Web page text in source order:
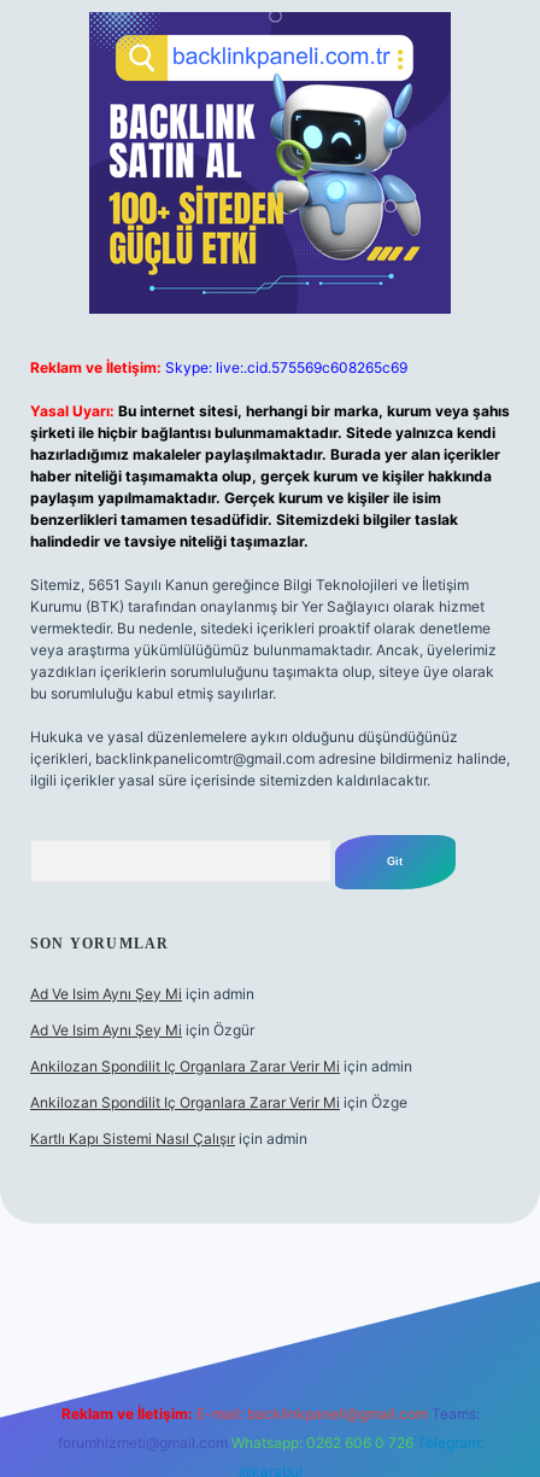
Reklam ve İletişim: Skype: live:.cid.575569c608265c69
Yasal Uyarı: Bu internet sitesi, herhangi bir marka, kurum veya şahıs
şirketi ile hiçbir bağlantısı bulunmamaktadır. Sitede yalnızca kendi
hazırladığımız makaleler paylaşılmaktadır. Burada yer alan içerikler
haber niteliği taşımamakta olup, gerçek kurum ve kişiler hakkında
paylaşım yapılmamaktadır. Gerçek kurum ve kişiler ile isim
benzerlikleri tamamen tesadüfidir. Sitemizdeki bilgiler taslak
halindedir ve tavsiye niteliği taşımazlar.
Sitemiz, 5651 Sayılı Kanun gereğince Bilgi Teknolojileri ve İletişim
Kurumu (BTK) tarafından onaylanmış bir Yer Sağlayıcı olarak hizmet
vermektedir. Bu nedenle, sitedeki içerikleri proaktif olarak denetleme
veya araştırma yükümlülüğümüz bulunmamaktadır. Ancak, üyelerimiz
yazdıkları içeriklerin sorumluluğunu taşımakta olup, siteye üye olarak
bu sorumluluğu kabul etmiş sayılırlar.
Hukuka ve yasal düzenlemelere aykırı olduğunu düşündüğünüz
içerikleri, backlinkpanelicomtr@gmail.com adresine bildirmeniz halinde,
ilgili içerikler yasal süre içerisinde sitemizden kaldırılacaktır.
SON YORUMLAR
Ad Ve Isim Aynı Şey Mi için admin
Ad Ve Isim Aynı Şey Mi için Özgür
Ankilozan Spondilit Iç Organlara Zarar Verir Mi için admin
Ankilozan Spondilit Iç Organlara Zarar Verir Mi için Özge
Kartlı Kapı Sistemi Nasıl Çalışır için admin
Reklam ve İletişim: E-mail: backlinkpaneli@gmail.com Teams:
forumhizmeti@gmail.com Whatsapp: 0262 606 0 726 Telegram:
@karabul